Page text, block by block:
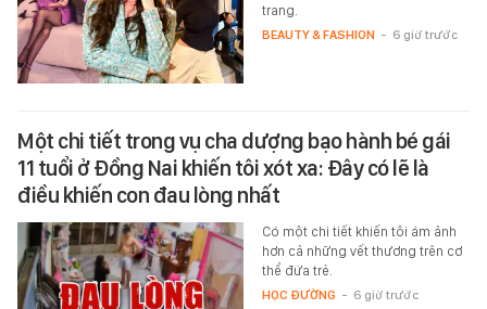
trang.
BEAUTY & FASHION - 6 giờ trước
Một chi tiết trong vụ cha dượng bạo hành bé gái
11 tuổi ở Đồng Nai khiến tôi xót xa: Đây có lẽ là
điều khiến con đau lòng nhất
Có một chi tiết khiến tôi ám ảnh
hơn cả những vết thương trên cơ
thể đứa trẻ.
HỌC ĐƯỜNG - 6 giờ trước